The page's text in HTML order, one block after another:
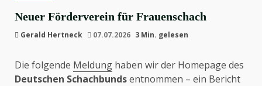
Neuer Förderverein für Frauenschach
Gerald Hertneck 07.07.2026 3 Min. gelesen
Die folgende Meldung haben wir der Homepage des
Deutschen Schachbundsentnommen – ein Bericht